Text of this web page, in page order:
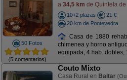
50 Fotos
(5 comentarios)
a 34,5 km de Quintela
10+2 plazas
21 €
20 km de Pontevedra
Casa de 1880
chimenea y horno
equipada, 4 hab. dobles,
Couto Mixto
Casa Rural en Baltar